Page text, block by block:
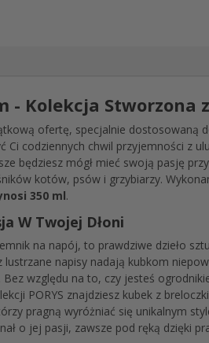
- Kolekcja Stworzona
ofertę, specjalnie dostosowaną
codziennych chwil przyjemności z
będziesz mógł mieć swoją pasję
kotów, psów i grzybiarzy.
350 ml.
W Twojej Dłoni
na napój, to prawdziwe dzieło
napisy nadają kubkom
względu na to, czy jesteś
PORYS znajdziesz kubek z
pragną wyróżniać się unikalnym
o jej pasji, zawsze pod ręką dzięki